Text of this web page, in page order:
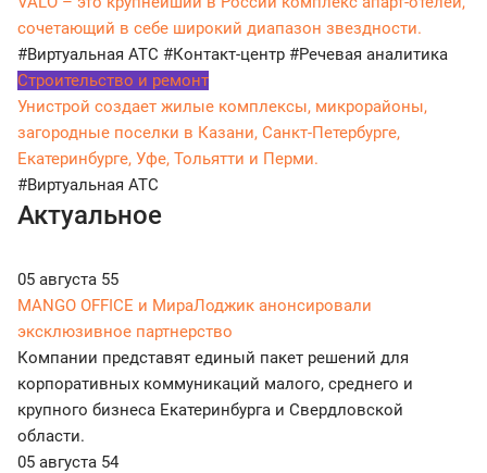
сочетающий в себе широкий диапазон звездности.
#Виртуальная АТС #Контакт-центр #Речевая аналитика
Строительство и ремонт
Унистрой создает жилые комплексы, микрорайоны,
загородные поселки в Казани, Санкт-Петербурге,
Екатеринбурге, Уфе, Тольятти и Перми.
#Виртуальная АТС
Актуальное
05 августа 55
MANGO OFFICE и МираЛоджик анонсировали
эксклюзивное партнерство
Компании представят единый пакет решений для
корпоративных коммуникаций малого, среднего и
крупного бизнеса Екатеринбурга и Свердловской
области.
05 августа 54